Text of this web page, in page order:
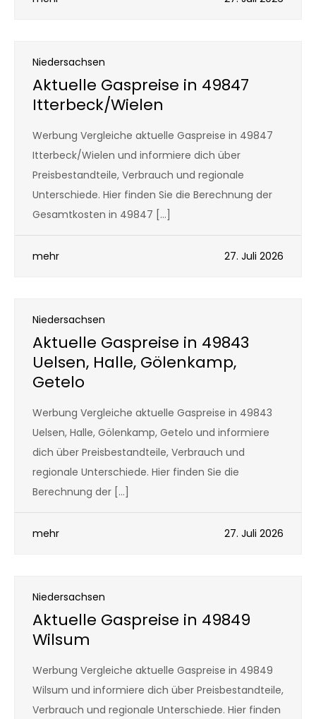
Niedersachsen
Aktuelle Gaspreise in 49847
Itterbeck/Wielen
Werbung Vergleiche aktuelle Gaspreise in 49847
Itterbeck/Wielen und informiere dich über
Preisbestandteile, Verbrauch und regionale
Unterschiede. Hier finden Sie die Berechnung der
Gesamtkosten in 49847 […]
mehr 27. Juli 2026
Niedersachsen
Aktuelle Gaspreise in 49843
Uelsen, Halle, Gölenkamp,
Getelo
Werbung Vergleiche aktuelle Gaspreise in 49843
Uelsen, Halle, Gölenkamp, Getelo und informiere
dich über Preisbestandteile, Verbrauch und
regionale Unterschiede. Hier finden Sie die
Berechnung der […]
mehr 27. Juli 2026
Niedersachsen
Aktuelle Gaspreise in 49849
Wilsum
Werbung Vergleiche aktuelle Gaspreise in 49849
Wilsum und informiere dich über Preisbestandteile,
Verbrauch und regionale Unterschiede. Hier finden